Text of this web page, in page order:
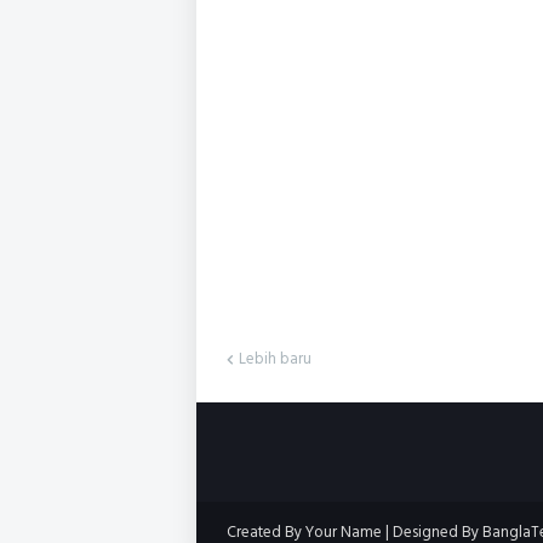
Lebih baru
Created ByYour Name| Designed By